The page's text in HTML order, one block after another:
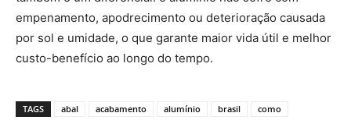
empenamento, apodrecimento ou deterioração causada
por sol e umidade, o que garante maior vida útil e melhor
custo-benefício ao longo do tempo.
TAGS abal acabamento alumínio brasil
como